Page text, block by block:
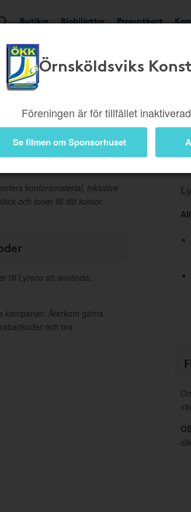
Butiker Biobiljetter Presentkort
Örnsköldsviks
Föreningen är för tillfället
Se filmen om Sponsorhuset
kontorsmaterial, inklusive
och toner till ditt kontor.
till Lyreco att använda,
kampanjer. Återkom gärna
och bra